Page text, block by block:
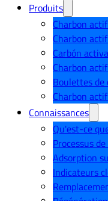
Produits
Charbon
Charbon
Carbón
Charbon
Boulettes
Charbon
Connaissances
Qu'est-ce
Processus
Adsorption
Indicateurs